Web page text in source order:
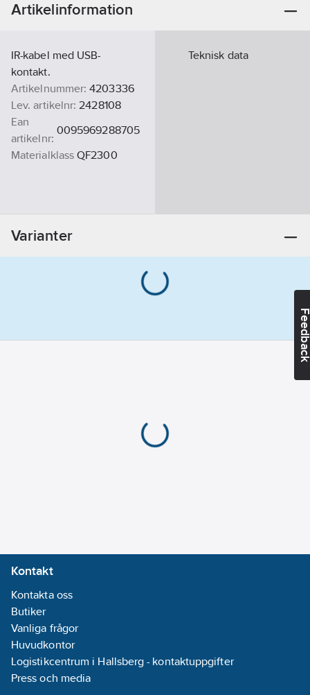
Artikelinformation
IR-kabel med USB-
kontakt.
Artikelnummer: 4203336
Lev. artikelnr: 2428108
Ean
artikelnr:
0095969288705
Materialklass QF2300
Teknisk data
Varianter
Kontakt
Kontakta oss
Butiker
Vanliga frågor
Huvudkontor
Logistikcentrum i Hallsberg - kontaktuppgifter
Press och media